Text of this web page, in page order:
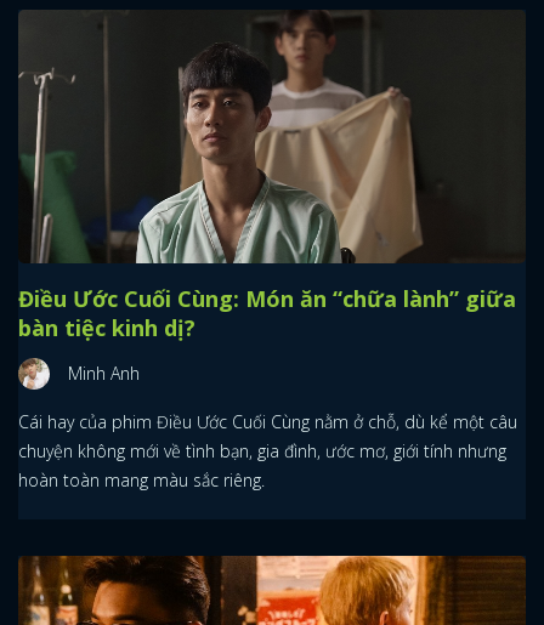
Điều Ước Cuối Cùng: Món ăn “chữa lành” giữa
bàn tiệc kinh dị?
Minh Anh
Cái hay của phim Điều Ước Cuối Cùng nằm ở chỗ, dù kể một câu
chuyện không mới về tình bạn, gia đình, ước mơ, giới tính nhưng
hoàn toàn mang màu sắc riêng.